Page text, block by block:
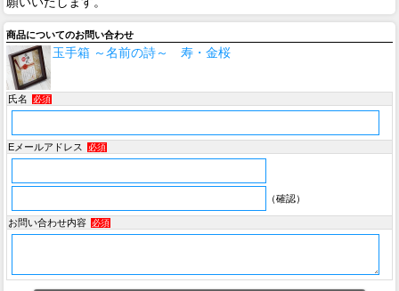
商品についてのお問い合わせ
玉手箱 ～名前の詩～ 寿・金桜
氏名 必須
Eメールアドレス 必須
（確認）
お問い合わせ内容 必須